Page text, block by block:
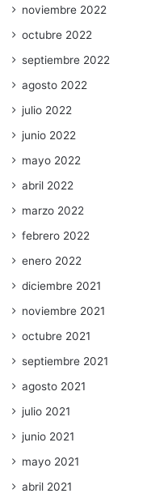
noviembre 2022
octubre 2022
septiembre 2022
agosto 2022
julio 2022
junio 2022
mayo 2022
abril 2022
marzo 2022
febrero 2022
enero 2022
diciembre 2021
noviembre 2021
octubre 2021
septiembre 2021
agosto 2021
julio 2021
junio 2021
mayo 2021
abril 2021